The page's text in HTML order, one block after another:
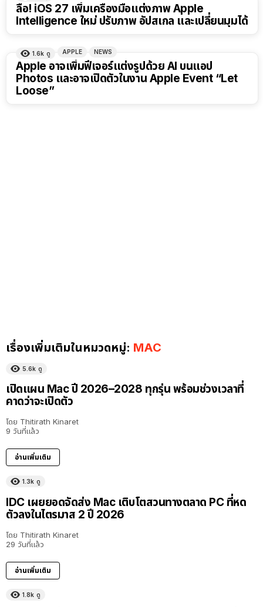
ลือ! iOS 27 เพิ่มเครื่องมือแต่งภาพ Apple
Intelligence ใหม่ ปรับภาพ อัปสเกล และเปลี่ยนมุมได้
1.6k ดู APPLE NEWS
Apple อาจเพิ่มฟีเจอร์แต่งรูปด้วย AI บนแอป
Photos และอาจเปิดตัวในงาน Apple Event “Let
Loose”
เรื่องเพิ่มเติมในหมวดหมู่: MAC
5.6k ดู
เปิดแผน Mac ปี 2026–2028 ทุกรุ่น พร้อมช่วงเวลาที่
คาดว่าจะเปิดตัว
โดย Thitirath Kinaret
9 วันที่แล้ว
อ่านเพิ่มเติม
1.3k ดู
IDC เผยยอดจัดส่ง Mac เติบโตสวนทางตลาด PC ที่หด
ตัวลงในไตรมาส 2 ปี 2026
โดย Thitirath Kinaret
29 วันที่แล้ว
อ่านเพิ่มเติม
1.8k ดู